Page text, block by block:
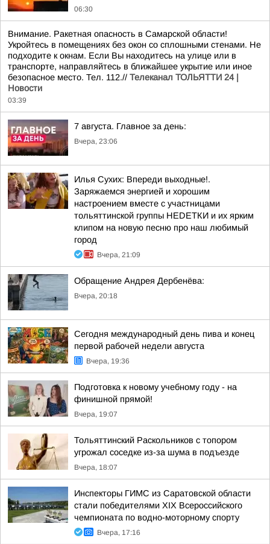
06:30
Внимание. Ракетная опасность в Самарской области!
Укройтесь в помещениях без окон со сплошными стенами. Не
подходите к окнам. Если Вы находитесь на улице или в
транспорте, направляйтесь в ближайшее укрытие или иное
безопасное место. Тел. 112.// Телеканал ТОЛЬЯТТИ 24 |
Новости
03:39
7 августа. Главное за день:
Вчера, 23:06
Илья Сухих: Впереди выходные!.
Заряжаемся энергией и хорошим
настроением вместе с участницами
тольяттинской группы НЕDЕТКИ и их ярким
клипом на новую песню про наш любимый
город
Вчера, 21:09
Обращение Андрея Дербенёва:
Вчера, 20:18
Сегодня международный день пива и конец
первой рабочей недели августа
Вчера, 19:36
Подготовка к новому учебному году - на
финишной прямой!
Вчера, 19:07
Тольяттинский Раскольников с топором
угрожал соседке из-за шума в подъезде
Вчера, 18:07
Инспекторы ГИМС из Саратовской области
стали победителями XIX Всероссийского
чемпионата по водно-моторному спорту
Вчера, 17:16